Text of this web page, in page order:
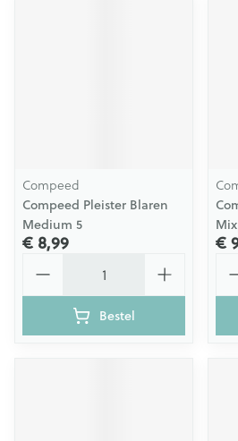
Compeed
Compeed Pleister Blaren
Medium 5
€ 8,99
Bestel
€